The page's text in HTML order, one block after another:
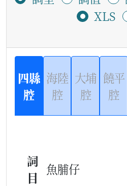
XLS
四縣
腔
海陸
腔
大埔
腔
饒平
腔
詞
目
魚脯仔